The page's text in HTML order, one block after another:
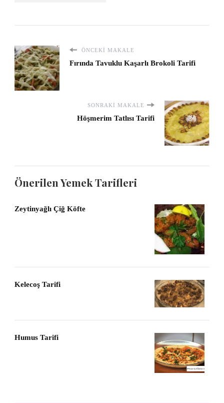
ÖNCEKI MAKALE
Fırında Tavuklu Kaşarlı Brokoli Tarifi
SONRAKI MAKALE
Höşmerim Tatlısı Tarifi
Önerilen Yemek Tarifleri
Zeytinyağlı Çiğ Köfte
Kelecoş Tarifi
Humus Tarifi